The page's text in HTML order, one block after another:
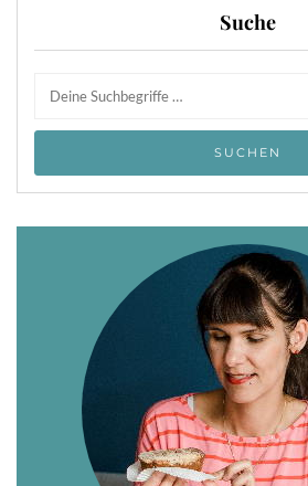
Suche